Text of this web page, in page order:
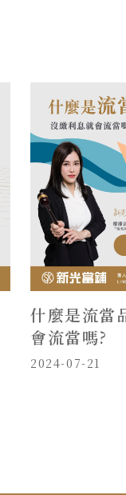
什麼是流當
會流當嗎?
2024-07-21